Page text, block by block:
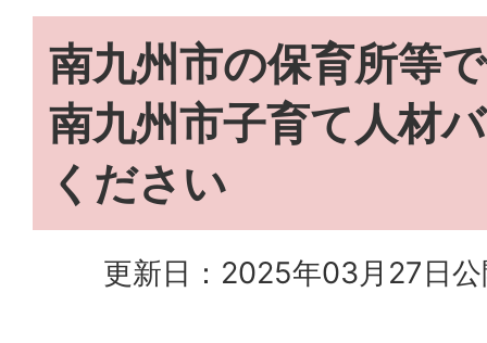
南九州市の保育所等
南九州市子育て人材
ください
更新日：2025年03月27日